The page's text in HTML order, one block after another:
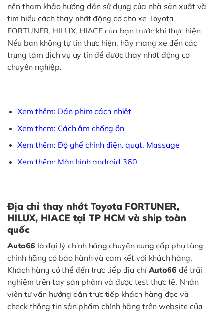
nên tham khảo hướng dẫn sử dụng của nhà sản xuất và
tìm hiểu cách thay nhớt động cơ cho xe Toyota
FORTUNER, HILUX, HIACE của bạn trước khi thực hiện.
Nếu bạn không tự tin thực hiện, hãy mang xe đến các
trung tâm dịch vụ uy tín để được thay nhớt động cơ
chuyên nghiệp.
Xem thêm: Dán phim cách nhiệt
Xem them: Cách âm chống ồn
Xem thêm: Độ ghế chỉnh điện, quạt, Massage
Xem thêm: Màn hình android 360
Địa chỉ thay nhớt Toyota FORTUNER,
HILUX, HIACE tại TP HCM và ship toàn
quốc
Auto66 là đại lý chính hãng chuyên cung cấp phụ tùng
chính hãng có bảo hành và cam kết với khách hàng.
Khách hàng có thể đến trực tiếp địa chỉ Auto66 để trãi
nghiệm trên tay sản phầm và được test thực tế. Nhân
viên tư vấn hướng dẫn trực tiếp khách hàng đọc và
check thông tin sản phẩm chính hãng trên website của